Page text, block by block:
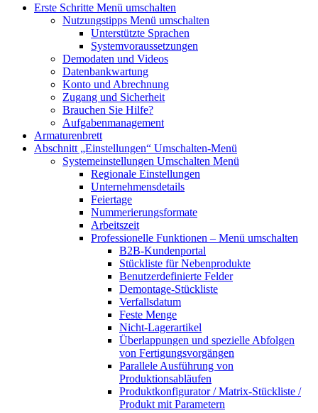
Erste Schritte Menü umschalten
Nutzungstipps Menü umschalten
Unterstützte Sprachen
Systemvoraussetzungen
Demodaten und Videos
Datenbankwartung
Konto und Abrechnung
Zugang und Sicherheit
Brauchen Sie Hilfe?
Aufgabenmanagement
Armaturenbrett
Abschnitt „Einstellungen“ Umschalten-Menü
Systemeinstellungen Umschalten Menü
Regionale Einstellungen
Unternehmensdetails
Feiertage
Nummerierungsformate
Arbeitszeit
Professionelle Funktionen – Menü umschalten
B2B-Kundenportal
Stückliste für Nebenprodukte
Benutzerdefinierte Felder
Demontage-Stückliste
Verfallsdatum
Feste Menge
Nicht-Lagerartikel
Überlappungen und spezielle Abfolgen
von Fertigungsvorgängen
Parallele Ausführung von
Produktionsabläufen
Produktkonfigurator / Matrix-Stückliste /
Produkt mit Parametern